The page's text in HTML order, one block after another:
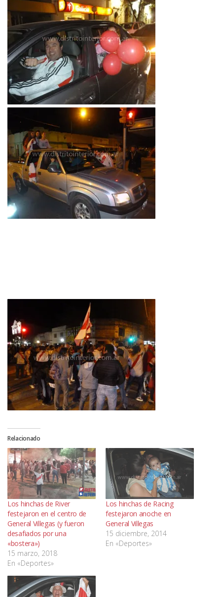
Relacionado
Los hinchas de River
festejaron en el centro de
General Villegas (y fueron
desafiados por una
«bostera»)
15 marzo, 2018
En «Deportes»
Los hinchas de Racing
festejaron anoche en
General Villegas
15 diciembre, 2014
En «Deportes»